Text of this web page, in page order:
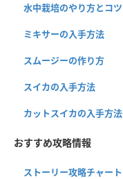
水中栽培のやり方とコツ
ミキサーの入手方法
スムージーの作り方
スイカの入手方法
カットスイカの入手方法
おすすめ攻略情報
ストーリー攻略チャート